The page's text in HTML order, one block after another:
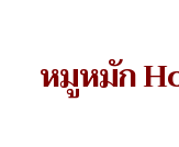
หมูหมัก